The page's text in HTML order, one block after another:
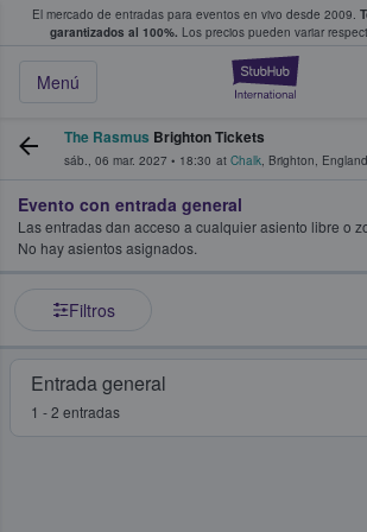
El mercado de entradas para eventos en vivo desde 2009.
garantizados al 100%. Los precios pueden variar
Menú
y venta de entradas entre
The Rasmus Brighton Tickets
sáb., 06 mar. 2027 • 18:30 at Chalk, Brighton, England
Evento con entrada general
Las entradas dan acceso a cualquier asiento libre o
No hay asientos asignados.
Filtros
Entrada general
1 - 2 entradas